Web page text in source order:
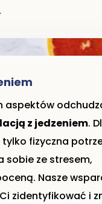
aspektów
z jedzeniem.
fizyczna
sobie ze stresem,
Nasze
zidentyfikować i